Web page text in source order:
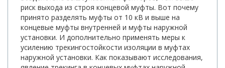
риск выхода из строя концевой муфты. Вот почему
принято разделять муфты от 10 кВ и выше на
концевые муфты внутренней и муфты наружной
установки. И дополнительно применять меры к
усилению трекингостойкости изоляции в муфтах
наружной установки. Как показывают исследования,